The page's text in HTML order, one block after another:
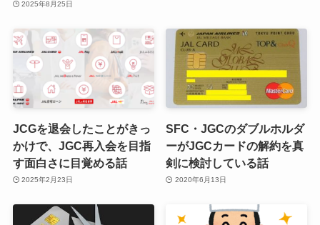
2025年8月25日
JCGを退会したことがきっ
かけで、JGC再入会を目指
す面白さに目覚める話
2025年2月23日
SFC・JGCのダブルホルダ
ーがJGCカードの解約を真
剣に検討している話
2020年6月13日